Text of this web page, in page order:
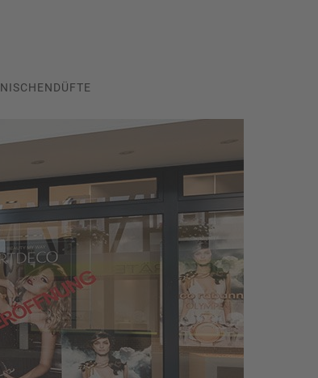
NISCHENDÜFTE